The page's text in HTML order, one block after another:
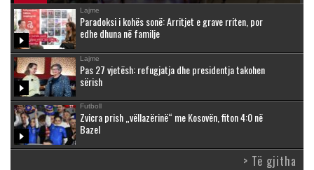
Lajme
Paradoksi i kohës sonë: Arritjet e grave rriten, por
edhe dhuna në familje
Lajme
Pas 27 vjetësh: refugjatja dhe presidentja takohen
sërish
Futboll
Zvicra prish „vëllazërinë“ me Kosovën, fiton 4:0 në
Bazel
> Të gjitha